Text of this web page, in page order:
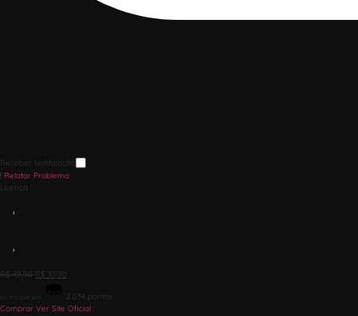
Receber Notificação
! Relatar Problema
Licença
‹
›
R$49,90 R$ 33,90
ou troque por 2.034 pontos
Comprar Ver Site Oficial